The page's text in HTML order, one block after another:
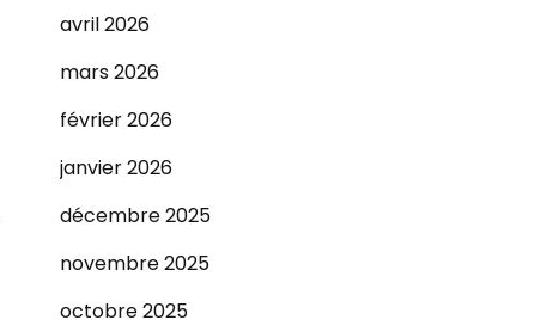
avril 2026
mars 2026
février 2026
janvier 2026
décembre 2025
novembre 2025
octobre 2025